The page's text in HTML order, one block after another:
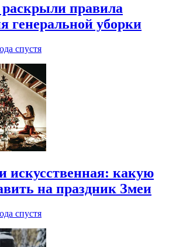
правила
генеральной уборки
спустя
искусственная: какую
на праздник Змеи
спустя